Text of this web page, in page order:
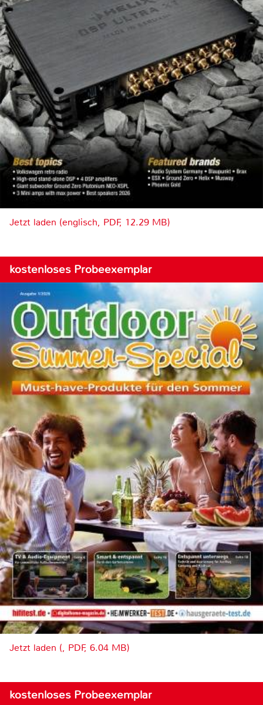
Jetzt laden (englisch, PDF, 12.29 MB)
kostenloses Probeexemplar
Jetzt laden (, PDF, 6.04 MB)
kostenloses Probeexemplar